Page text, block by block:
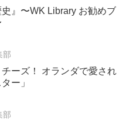
史』〜WK Library お勧めブ
部
ーズ！ オランダで愛され
ー」
部